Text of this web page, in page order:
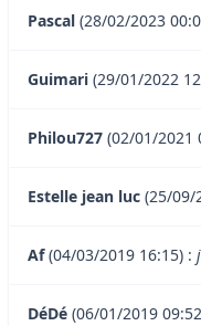
Pascal (28/02/2023
Guimari (29/01/2022
Philou727 (02/01/2021
Estelle jean luc (25/09/
Af(04/03/2019 16:15) :
DéDé (06/01/2019